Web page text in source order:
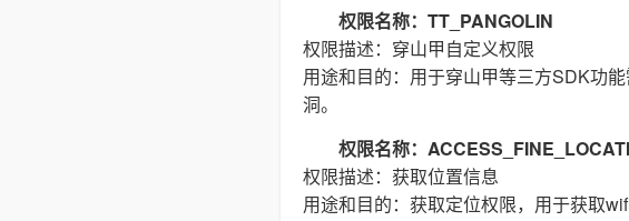
权限名称：TT_PANGOLIN
权限描述：穿山甲自定义权限
用途和目的：用于穿山甲等三方SDK功
洞。
权限名称：
权限描述：获取位置信息
用途和目的：获取定位权限，用于获取